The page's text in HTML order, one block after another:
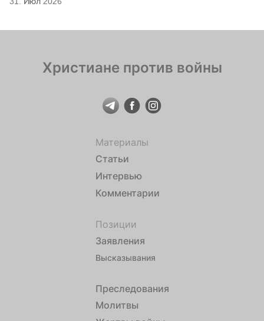
Христиане против войны
Материалы
Статьи
Интервью
Комментарии
Позиции
Заявления
Высказывания
Преследования
Молитвы